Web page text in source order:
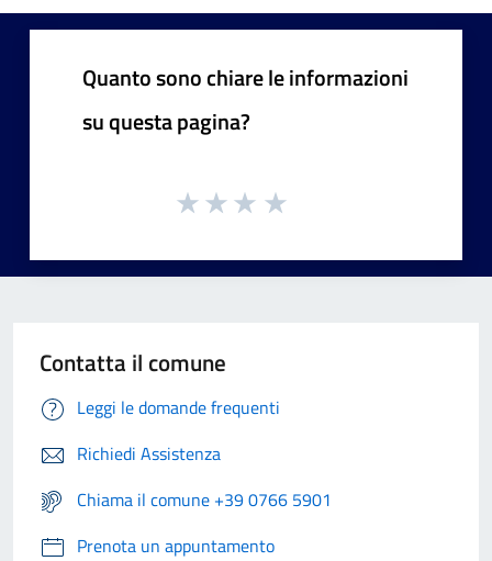
Quanto sono chiare le informazioni
su questa pagina?
Contatta il comune
Leggi le domande frequenti
Richiedi Assistenza
Chiama il comune +39 0766 5901
Prenota un appuntamento